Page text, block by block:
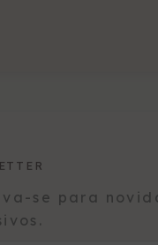
se para